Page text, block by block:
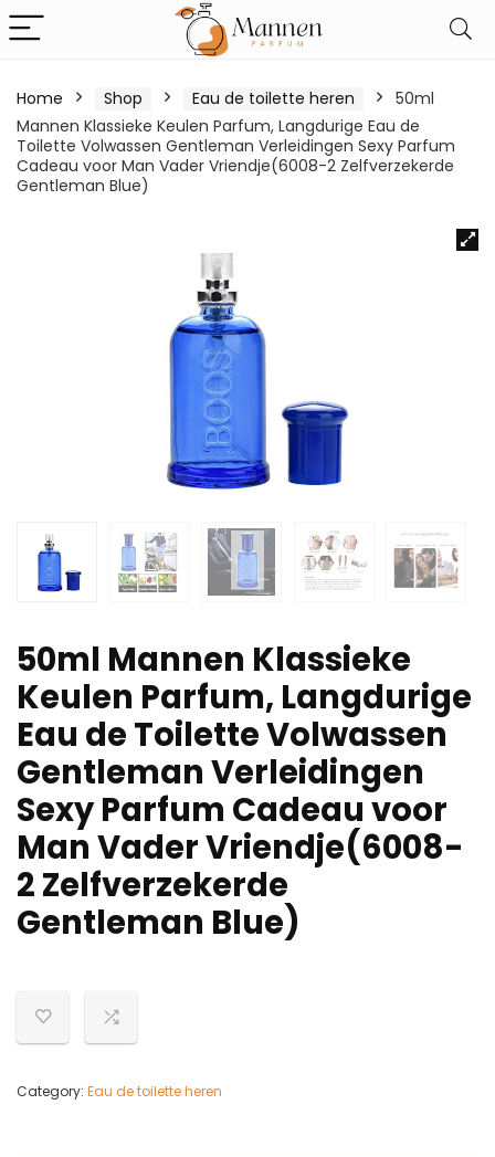
Home Shop Eau de toilette heren
50ml
Mannen Klassieke Keulen Parfum, Langdurige Eau de
Toilette Volwassen Gentleman Verleidingen Sexy Parfum
Cadeau voor Man Vader Vriendje(6008-2 Zelfverzekerde
Gentleman Blue)
50ml Mannen Klassieke
Keulen Parfum, Langdurige
Eau de Toilette Volwassen
Gentleman Verleidingen
Sexy Parfum Cadeau voor
Man Vader Vriendje(6008-
2 Zelfverzekerde
Gentleman Blue)
Category: Eau de toilette heren